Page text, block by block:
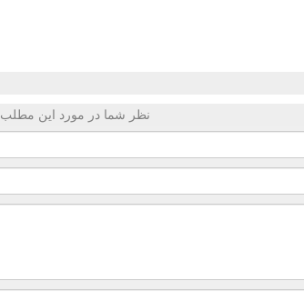
نظر شما در مورد این مطلب